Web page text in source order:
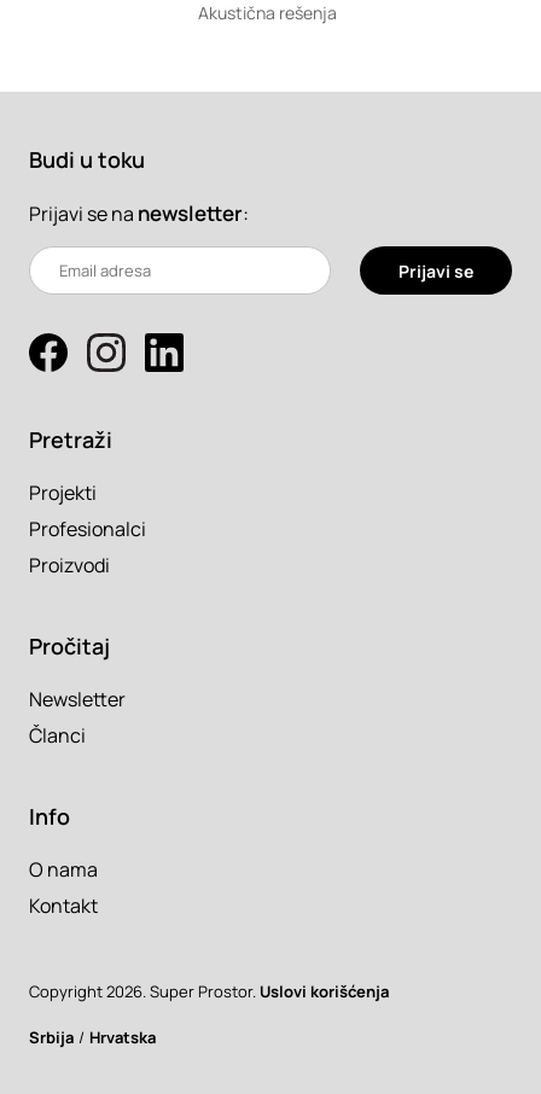
Akustična rešenja
Budi u toku
Prijavi se na newsletter:
Prijavi se
Pretraži
Projekti
Profesionalci
Proizvodi
Pročitaj
Newsletter
Članci
Info
O nama
Kontakt
Copyright 2026. Super Prostor. Uslovi korišćenja
Srbija / Hrvatska